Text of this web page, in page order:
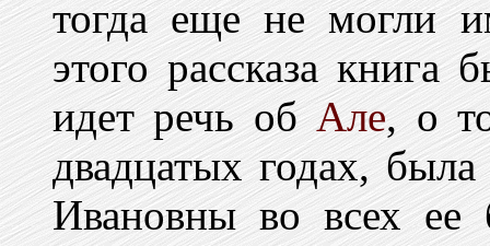
тогда еще не могли
этого рассказа книга
идет речь обАле, о
двадцатых годах,
Ивановны во всех ее